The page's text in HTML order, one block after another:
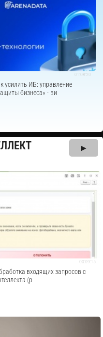
01:08:20
усилить ИБ: управление
бизнеса» - ви
▶
00:09:15
входящих запросов с
(р